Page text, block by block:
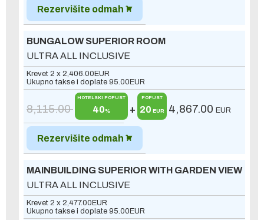
Rezervišite odmah
BUNGALOW SUPERIOR ROOM
ULTRA ALL INCLUSIVE
Krevet 2 x 2,406.00EUR
Ukupno takse i doplate 95.00EUR
8,115.00
HOTELSKI POPUST
40% +
POPUST
20 EUR 4,867.00 EUR
Rezervišite odmah
MAINBUILDING SUPERIOR WITH GARDEN VIEW
ULTRA ALL INCLUSIVE
Krevet 2 x 2,477.00EUR
Ukupno takse i doplate 95.00EUR